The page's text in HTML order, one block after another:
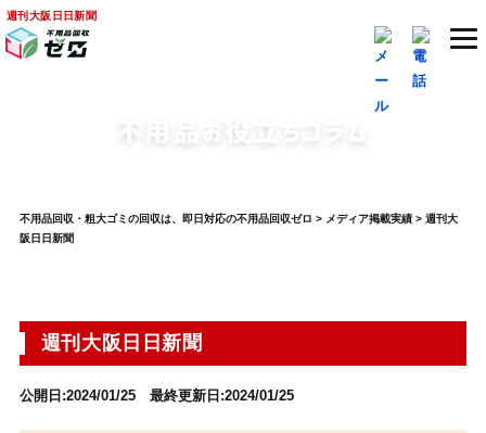
週刊大阪日日新聞
不用品お役立ちコラム
不用品回収・粗大ゴミの回収は、即日対応の不用品回収ゼロ > メディア掲載実績> 週刊大
阪日日新聞
週刊大阪日日新聞
公開日:2024/01/25 最終更新日:2024/01/25